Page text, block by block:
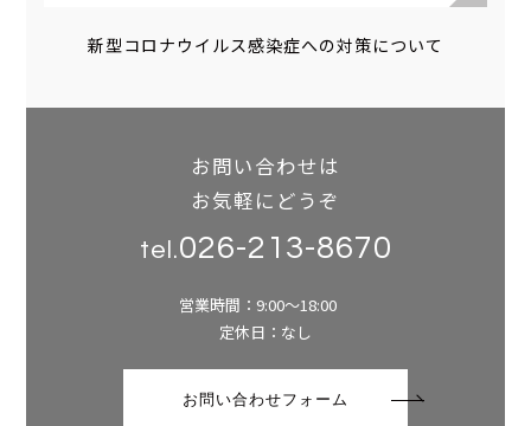
新型コロナウイルス感染症への対策について
お問い合わせは
お気軽にどうぞ
tel.026-213-8670
営業時間：9:00～18:00
定休日：なし
お問い合わせフォーム